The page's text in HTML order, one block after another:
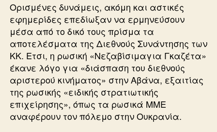
Ορισμένες δυνάμεις, ακόμη και αστικές
εφημερίδες επεδίωξαν να ερμηνεύσουν
μέσα από το δικό τους πρίσμα τα
αποτελέσματα της Διεθνούς Συνάντησης των
ΚΚ. Ετσι, η ρωσική «Νεζαβίσιμαγια Γκαζέτα»
έκανε λόγο για «διάσπαση του διεθνούς
αριστερού κινήματος» στην Αβάνα, εξαιτίας
της ρωσικής «ειδικής στρατιωτικής
επιχείρησης», όπως τα ρωσικά ΜΜΕ
αναφέρουν τον πόλεμο στην Ουκρανία.